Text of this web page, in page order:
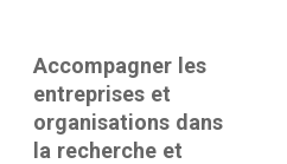
Accompagner les
entreprises et
organisations dans
la recherche et